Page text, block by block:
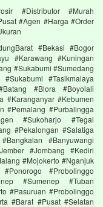
#Distributor #Murah
#Agen #Harga #Order
#Bekasi #Bogor
#Karawang #Kuningan
#Sukabumi #Sumedang
#Tasikmalaya
#Blora #Boyolali
#Karanganyar #Kebumen
#Pemalang #Purbalingga
#Sukoharjo #Tegal
#Pekalongan #Salatiga
#Banyuwangi
#Jombang #Kediri
#Mojokerto #Nganjuk
#Probolinggo
#Sumenep #Tuban
#Pasuruan #Probolinggo
#Barat #Pusat #Selatan